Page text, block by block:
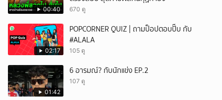
00:40 670 ดู
02:17
POPCORNER QUIZ | ถามป็อปตอบปั๊บ กับ
#ALALA
105 ดู
01:42
6 อารมณ์? กับนักแข่ง EP.2
107 ดู